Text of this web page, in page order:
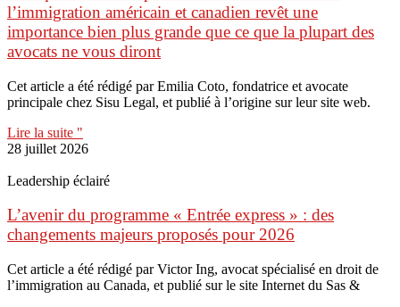
l’immigration américain et canadien revêt une
importance bien plus grande que ce que la plupart des
avocats ne vous diront
Cet article a été rédigé par Emilia Coto, fondatrice et avocate
principale chez Sisu Legal, et publié à l’origine sur leur site web.
Lire la suite "
28 juillet 2026
Leadership éclairé
L’avenir du programme « Entrée express » : des
changements majeurs proposés pour 2026
Cet article a été rédigé par Victor Ing, avocat spécialisé en droit de
l’immigration au Canada, et publié sur le site Internet du Sas &